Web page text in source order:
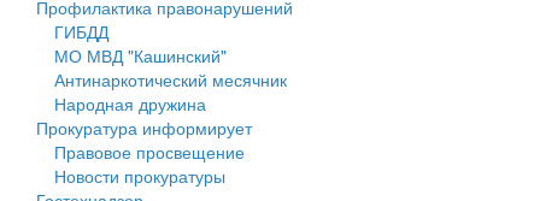
Нормативы градостроительного проектирования
Правила землепользования и застройки
Генеральные планы
Проекты планировки территории
Профилактика правонарушений
ГИБДД
МО МВД "Кашинский"
Антинаркотический месячник
Народная дружина
Прокуратура информирует
Правовое просвещение
Новости прокуратуры